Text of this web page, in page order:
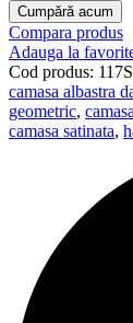
Cumpără acum
Compara produs
Adauga la
Cod produs:
camasa albastra
geometric,
camasa satinata,